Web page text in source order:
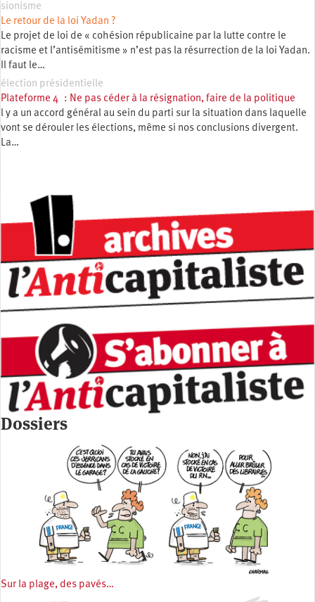
sionisme
Le retour de la loi Yadan ?
Le projet de loi de « cohésion républicaine par la lutte contre le
racisme et l’antisémitisme » n’est pas la résurrection de la loi Yadan.
Il faut le…
élection présidentielle
Plateforme 4 : Ne pas céder à la résignation, faire de la politique
l y a un accord général au sein du parti sur la situation dans laquelle
vont se dérouler les élections, même si nos conclusions divergent.
La…
Dossiers
Sur la plage, des pavés…